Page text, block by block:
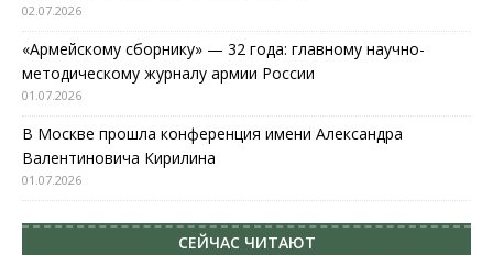
02.07.2026
«Армейскому сборнику» — 32 года: главному научно-
методическому журналу армии России
01.07.2026
В Москве прошла конференция имени Александра
Валентиновича Кирилина
01.07.2026
СЕЙЧАС ЧИТАЮТ